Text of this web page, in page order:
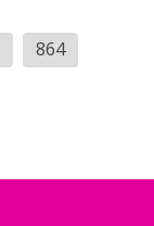
864